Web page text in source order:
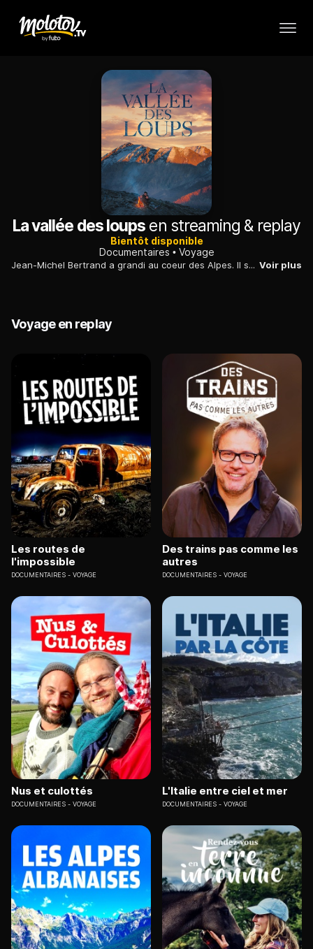
La vallée des loups en streaming & replay
Bientôt disponible
Documentaires
Voyage
Jean-Michel Bertrand a grandi au coeur des Alpes. Il se lance un pari fou : aller dans la montagne, dans des territoires encore secrets, à la recherche des loups. Voir plus
Voyage en replay
Les routes de
l'impossible
DOCUMENTAIRES VOYAGE
Des trains pas comme les
autres
DOCUMENTAIRES VOYAGE
Nus et culottés
DOCUMENTAIRES VOYAGE
L'Italie entre ciel et mer
DOCUMENTAIRES VOYAGE